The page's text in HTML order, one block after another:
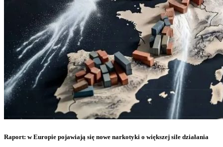
Raport: w Europie pojawiają się nowe narkotyki o większej sile działania